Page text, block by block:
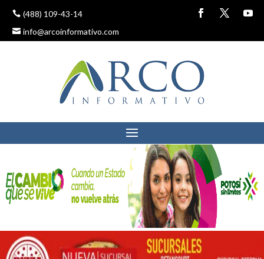
(488) 109-43-14
info@arcoinformativo.com
COMITÉ CIUDADANO
ANTICORRUPCIÓN
¿QUIENES LE ENTRAN?
1 junio, 2017